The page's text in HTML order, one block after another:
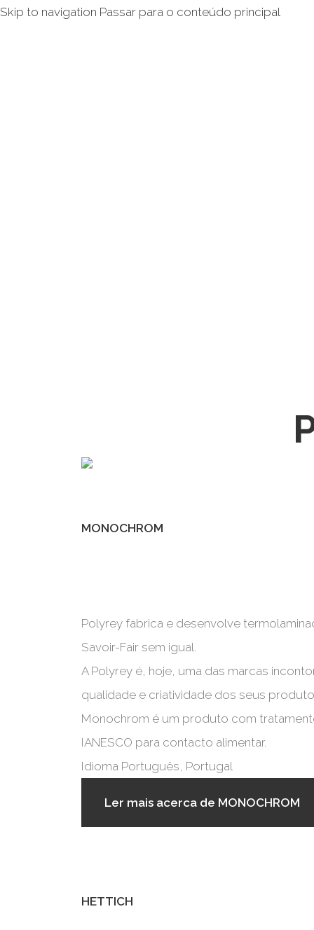
Skip to navigation Passar para o conteúdo principal
MONOCHROM
Polyrey fabrica e desenvolve
Savoir-Fair sem igual.
A Polyrey é, hoje, uma das marcas
qualidade e criatividade dos seus
Monochrom é um produto com
IANESCO para contacto alimentar.
Idioma Português, Portugal
Ler mais acerca de MONOCHROM
HETTICH